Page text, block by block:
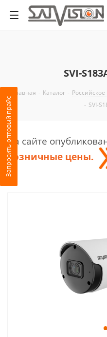
SVI-
Главная - Каталог -
- SVI-
На сайте
розничные цены.
Запросить оптовый прайс